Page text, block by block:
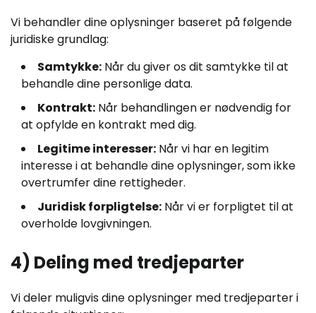
Vi behandler dine oplysninger baseret på følgende
juridiske grundlag:
Samtykke: Når du giver os dit samtykke til at
behandle dine personlige data.
Kontrakt: Når behandlingen er nødvendig for
at opfylde en kontrakt med dig.
Legitime interesser: Når vi har en legitim
interesse i at behandle dine oplysninger, som ikke
overtrumfer dine rettigheder.
Juridisk forpligtelse: Når vi er forpligtet til at
overholde lovgivningen.
4) Deling med tredjeparter
Vi deler muligvis dine oplysninger med tredjeparter i